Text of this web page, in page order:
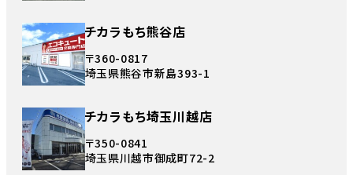
チカラもち熊谷店
〒360-0817
埼玉県熊谷市新島393-1
チカラもち埼玉川越店
〒350-0841
埼玉県川越市御成町72-2